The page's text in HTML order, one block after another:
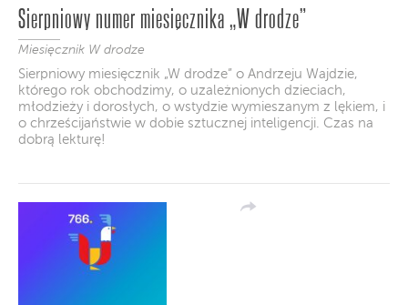
Sierpniowy numer miesięcznika „W drodze”
Miesięcznik W drodze
Sierpniowy miesięcznik „W drodze” o Andrzeju Wajdzie,
którego rok obchodzimy, o uzależnionych dzieciach,
młodzieży i dorosłych, o wstydzie wymieszanym z lękiem, i
o chrześcijaństwie w dobie sztucznej inteligencji. Czas na
dobrą lekturę!